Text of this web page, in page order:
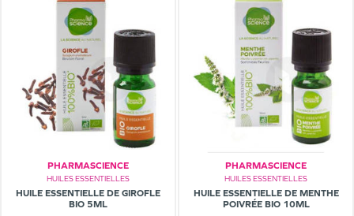
PHARMASCIENCE
HUILES ESSENTIELLES
HUILE ESSENTIELLE DE GIROFLE
BIO 5ML
PHARMASCIENCE
HUILES ESSENTIELLES
HUILE ESSENTIELLE DE MENTHE
POIVRÉE BIO 10ML